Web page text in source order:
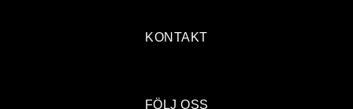
KONTAKT
FÖLJ OSS